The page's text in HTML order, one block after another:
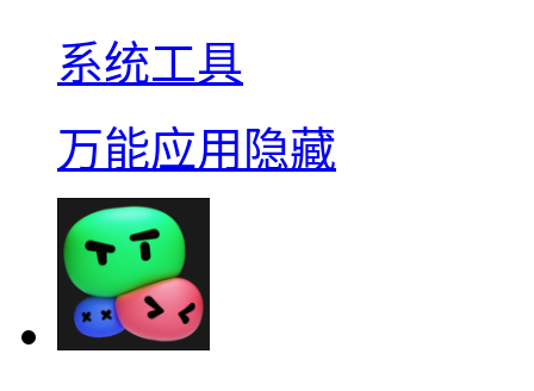
系统工具
万能应用隐藏